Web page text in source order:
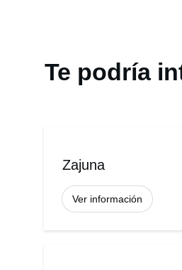
Te podría
Zajuna
Ver información